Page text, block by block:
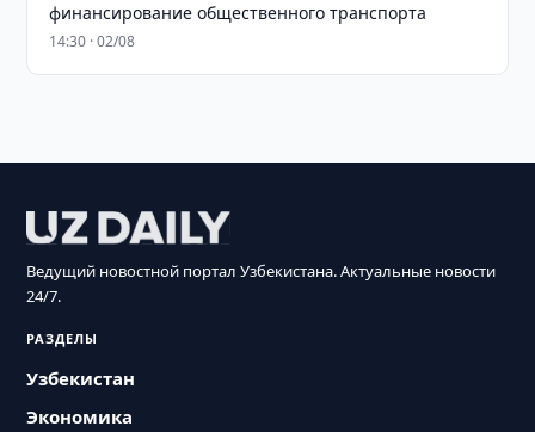
финансирование общественного транспорта
14:30 · 02/08
Ведущий новостной портал Узбекистана. Актуальные новости
24/7.
РАЗДЕЛЫ
Узбекистан
Экономика